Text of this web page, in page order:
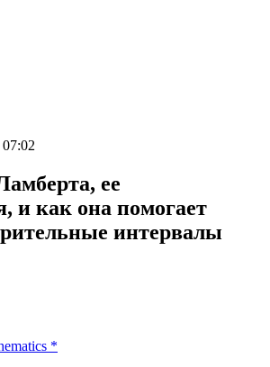
ее
и как она помогает
интервалы
*